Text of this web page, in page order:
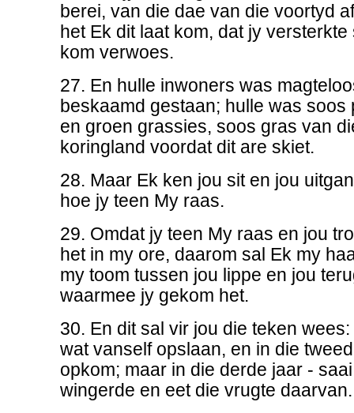
berei, van die dae van die voortyd
het Ek dit laat kom, dat jy
kom verwoes.
27. En hulle inwoners was
beskaamd gestaan; hulle was soos
en groen grassies, soos gras van
koringland voordat dit are skiet.
28. Maar Ek ken jou sit en jou
hoe jy teen My raas.
29. Omdat jy teen My raas en jou
het in my ore, daarom sal Ek my
my toom tussen jou lippe en jou
waarmee jy gekom het.
30. En dit sal vir jou die teken
wat vanself opslaan, en in die
opkom; maar in die derde jaar -
wingerde en eet die vrugte daarvan.